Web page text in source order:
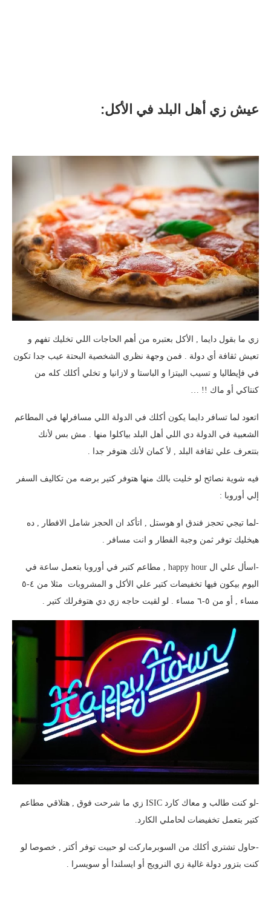
عيش زي أهل البلد في الأكل:
زي ما بقول دايما , الأكل بعتبره من أهم الحاجات اللي تخليك تفهم و
تعيش ثقافة أي دولة . فمن وجهة نظري الشخصية البحتة عيب جدا تكون
في فإيطاليا و تسيب البيتزا و الباستا و لازانيا و تخلي أكلك كله من
كنتاكي أو ماك !! …
اتعود لما تسافر دايما يكون أكلك في الدولة اللي مسافرلها في المطاعم
الشعبية في الدولة دي اللي أهل البلد بياكلوا منها . مش بس لأنك
بتتعرف علي ثقافة البلد , لأ كمان لأنك هتوفر جدا .
فيه شوية نصائح لو خليت بالك منها هتوفر كتير برضه من تكاليف السفر
إلي أوروبا :
-لما تيجي تحجز فندق او هوستل , اتأكد ان الحجز شامل الافطار , ده
هيخليك توفر ثمن وجبة الفطار و انت مسافر .
-اسأل علي ال happy hour , مطاعم كتبر في أوروبا بتعمل ساعة في
اليوم بيكون فيها تخفيضات كتير علي الأكل و المشروبات مثلا من ٤-٥
مساء , أو من ٥-٦ مساء . لو لقيت حاجه زي دي هتوفرلك كتير .
-لو كنت طالب و معاك كارد ISIC زي ما شرحت فوق , هتلاقي مطاعم
كتير بتعمل تخفيضات لحاملي الكارد.
-حاول تشتري أكلك من السوبرماركت لو حبيت توفر أكتر , خصوصا لو
كنت بتزور دولة غالية زي النرويج أو ايسلندا أو سويسرا .